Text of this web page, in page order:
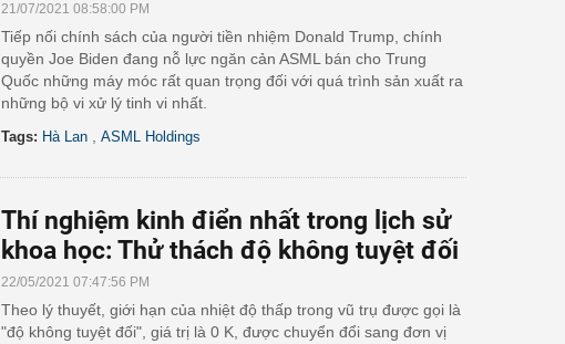
21/07/2021 08:58:00 PM
Tiếp nối chính sách của người tiền nhiệm Donald Trump, chính
quyền Joe Biden đang nỗ lực ngăn cản ASML bán cho Trung
Quốc những máy móc rất quan trọng đối với quá trình sản xuất ra
những bộ vi xử lý tinh vi nhất.
Tags: Hà Lan ASML Holdings
Thí nghiệm kinh điển nhất trong lịch sử
khoa học: Thử thách độ không tuyệt đối
22/05/2021 07:47:56 PM
Theo lý thuyết, giới hạn của nhiệt độ thấp trong vũ trụ được gọi là
"độ không tuyệt đối", giá trị là 0 K, được chuyển đổi sang đơn vị